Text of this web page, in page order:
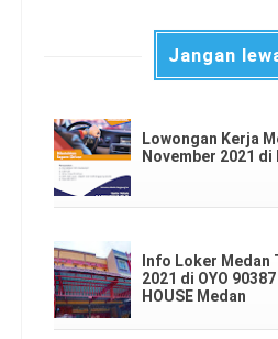
Jangan
Lowongan Kerja
November 2021
Info Loker Medan
2021 di OYO
HOUSE Medan